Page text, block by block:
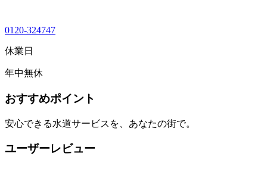
0120-324747
休業日
年中無休
おすすめポイント
安心できる水道サービスを、あなたの街で。
ユーザーレビュー